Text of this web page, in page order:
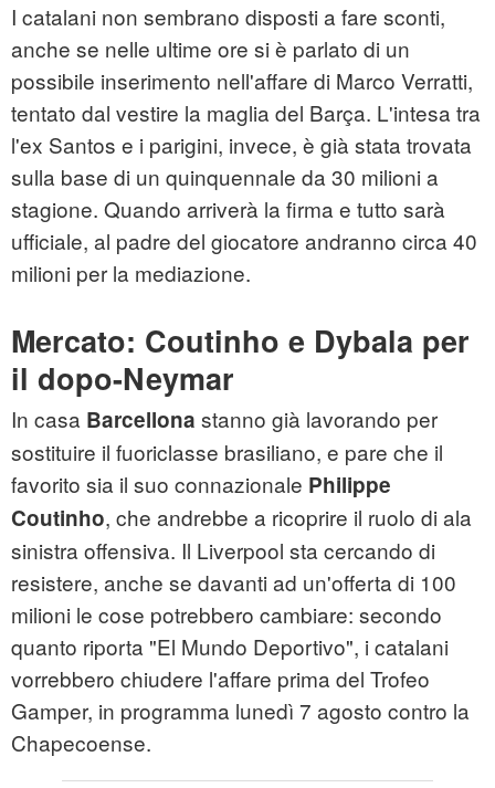
I catalani non sembrano disposti a fare sconti,
anche se nelle ultime ore si è parlato di un
possibile inserimento nell'affare di Marco Verratti,
tentato dal vestire la maglia del Barça. L'intesa tra
l'ex Santos e i parigini, invece, è già stata trovata
sulla base di un quinquennale da 30 milioni a
stagione. Quando arriverà la firma e tutto sarà
ufficiale, al padre del giocatore andranno circa 40
milioni per la mediazione.
Mercato: Coutinho e Dybala per
il dopo-Neymar
In casa Barcellona stanno già lavorando per
sostituire il fuoriclasse brasiliano, e pare che il
favorito sia il suo connazionale Philippe
Coutinho, che andrebbe a ricoprire il ruolo di ala
sinistra offensiva. Il Liverpool sta cercando di
resistere, anche se davanti ad un'offerta di 100
milioni le cose potrebbero cambiare: secondo
quanto riporta "El Mundo Deportivo", i catalani
vorrebbero chiudere l'affare prima del Trofeo
Gamper, in programma lunedì 7 agosto contro la
Chapecoense.